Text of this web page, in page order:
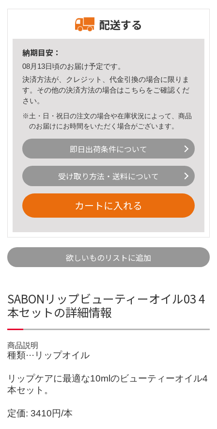
配送する
納期目安：
08月13日頃のお届け予定です。
決済方法が、クレジット、代金引換の場合に限りま
す。その他の決済方法の場合はこちら をご確認くだ
さい。
※土・日・祝日の注文の場合や在庫状況によって、商品
のお届けにお時間をいただく場合がございます。
即日出荷条件について
受け取り方法・送料について
カートに入れる
欲しいものリストに追加
SABONリップビューティーオイル03 4
本セットの詳細情報
商品説明
種類···リップオイル
リップケアに最適な10mlのビューティーオイル4
本セット。
定価: 3410円/本